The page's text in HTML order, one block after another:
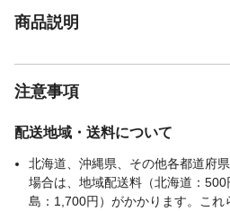
商品説明
注意事項
配送地域・送料について
北海道、沖縄県、その他各都道府
場合は、地域配送料（北海道：
島：1,700円）がかかります。こ